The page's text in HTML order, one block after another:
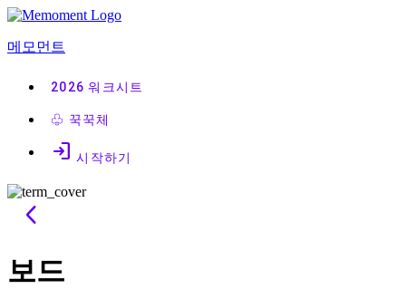
콘
츠
메모먼트
2026 워크시트
♧ 꾹꾹체
login 시작하기
arrow_back_ios
보드